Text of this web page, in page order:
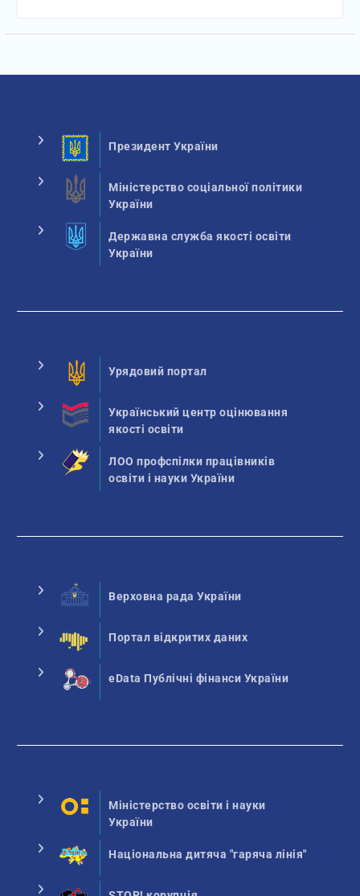
Президент України
Міністерство соціальної політики
України
Державна служба якості освіти
України
Урядовий портал
Український центр оцінювання
якості освіти
ЛОО профспілки працівників
освіти і науки України
Верховна рада України
Портал відкритих даних
eData Публічні фінанси України
Міністерство освіти і науки
України
Національна дитяча "гаряча лінія"